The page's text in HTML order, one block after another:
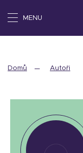
MENU
Domů Autoři